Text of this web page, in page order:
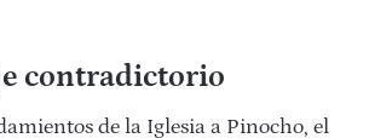
contradictorio
de la Iglesia a Pinocho, el